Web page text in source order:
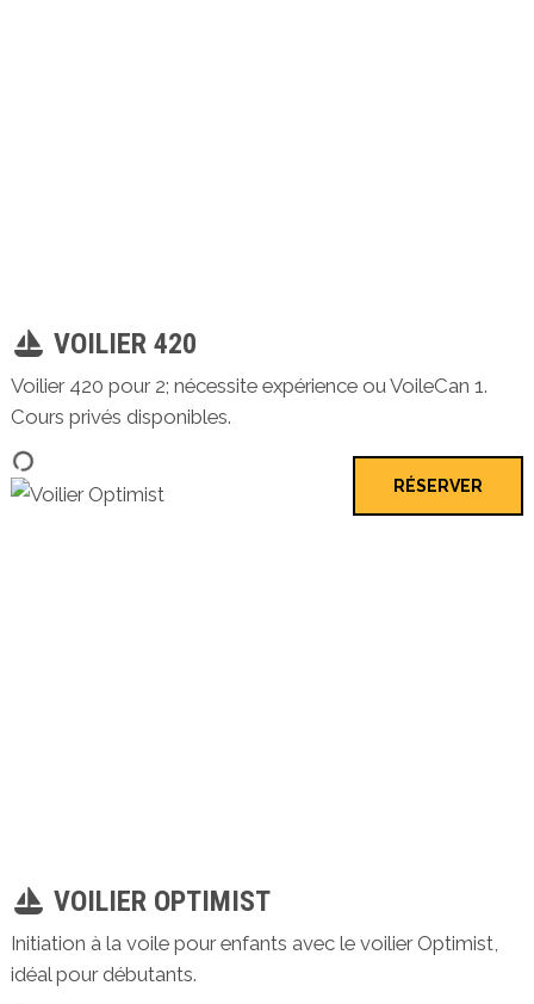
VOILIER 420
Voilier 420 pour 2; nécessite expérience ou VoileCan 1.
Cours privés disponibles.
RÉSERVER
VOILIER OPTIMIST
Initiation à la voile pour enfants avec le voilier Optimist,
idéal pour débutants.